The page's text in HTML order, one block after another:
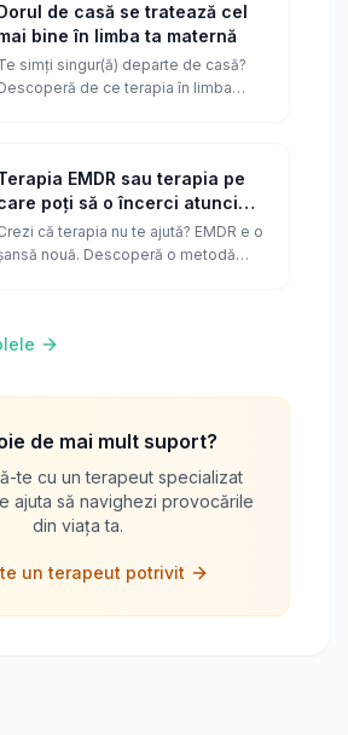
de casă se tratează cel
bine în limba ta maternă
simți singur(ă) departe de casă?
de ce terapia în limba
EMDR sau terapia pe
poți să o încerci atunci
alte tipuri de terapie nu
funcționează
că terapia nu te ajută? EMDR e o
nouă. Descoperă o metodă
de mai mult suport?
te cu un terapeut specializat
ajuta să navighezi provocările
din viața ta.
un terapeut potrivit